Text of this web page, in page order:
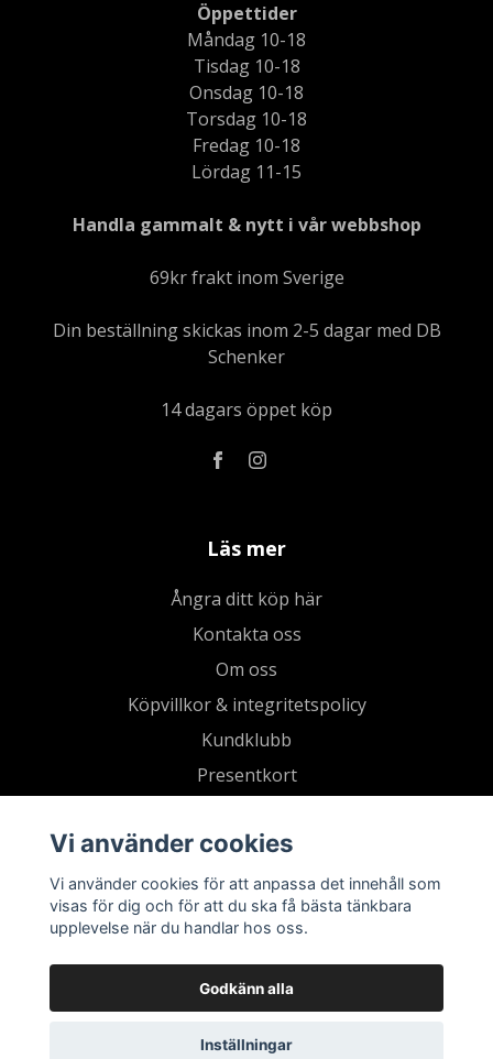
Öppettider
Måndag 10-18
Tisdag 10-18
Onsdag 10-18
Torsdag 10-18
Fredag 10-18
Lördag 11-15
Handla gammalt & nytt i vår webbshop
69kr frakt inom Sverige
Din beställning skickas inom 2-5 dagar med DB
Schenker
14 dagars öppet köp
Läs mer
Ångra ditt köp här
Kontakta oss
Om oss
Köpvillkor & integritetspolicy
Kundklubb
Presentkort
Vi använder cookies
Vi använder cookies för att anpassa det innehåll som
visas för dig och för att du ska få bästa tänkbara
upplevelse när du handlar hos oss.
Godkänn alla
Inställningar